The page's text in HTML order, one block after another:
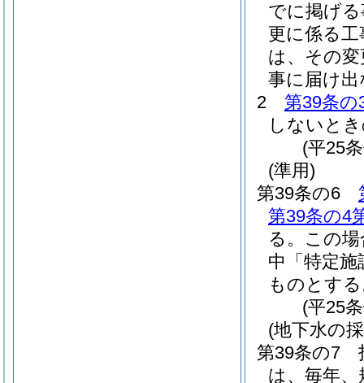
でに掲げ
更に係る
は、その変
事に届け
2
第39条の
しないと
(平25
(準用)
第39条の6
第39条の4
る。 この
中「特定
ものとす
(平25
(地下水の
第39条の7
は、毎年